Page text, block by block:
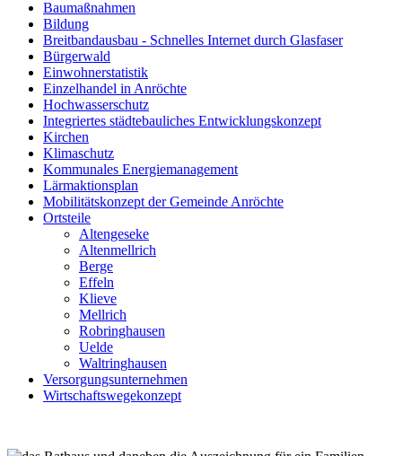
Baumaßnahmen
Bildung
Breitbandausbau - Schnelles Internet durch Glasfaser
Bürgerwald
Einwohnerstatistik
Einzelhandel in Anröchte
Hochwasserschutz
Integriertes städtebauliches Entwicklungskonzept
Kirchen
Klimaschutz
Kommunales Energiemanagement
Lärmaktionsplan
Mobilitätskonzept der Gemeinde Anröchte
Ortsteile
Altengeseke
Altenmellrich
Berge
Effeln
Klieve
Mellrich
Robringhausen
Uelde
Waltringhausen
Versorgungsunternehmen
Wirtschaftswegekonzept